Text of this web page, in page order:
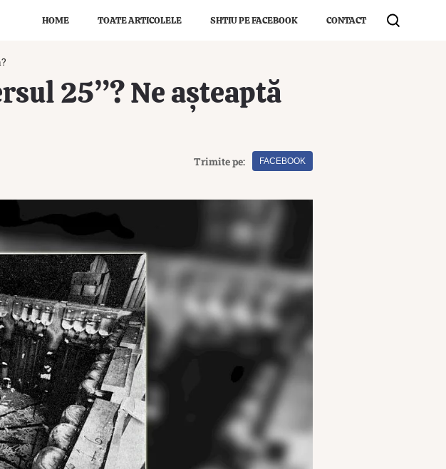
HOME TOATE ARTICOLELE SHTIU PE FACEBOOK CONTACT
25”? Ne așteaptă
Trimite pe: FACEBOOK